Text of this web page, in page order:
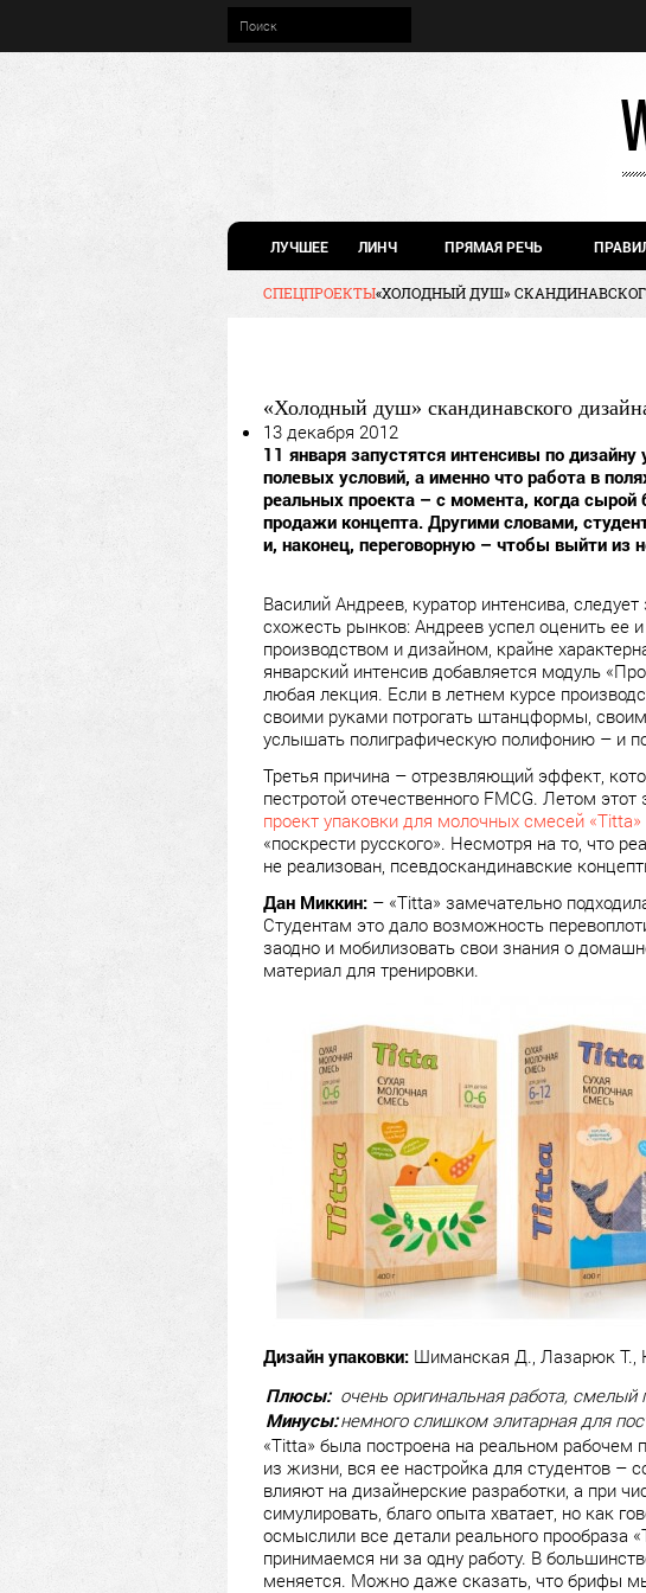
ЛУЧШЕЕ ЛИНЧ ПРЯМАЯ РЕЧЬ
СПЕЦПРОЕКТЫ«ХОЛОДНЫЙ ДУШ»
«Холодный душ» скандинавского
13 декабря 2012
11 января запустятся интенсивы по
полевых условий, а именно что работа в
реальных проекта – с момента, когда
продажи концепта. Другими словами,
и, наконец, переговорную – чтобы выйти из
Василий Андреев, куратор интенсива,
схожесть рынков: Андреев успел оценить
производством и дизайном, крайне
январский интенсив добавляется модуль
любая лекция. Если в летнем курсе
своими руками потрогать штанцформы,
услышать полиграфическую полифонию – и
Третья причина – отрезвляющий эффект,
пестротой отечественного FMCG. Летом
проект упаковки для молочных смесей «Titta»
«поскрести русского». Несмотря на то, что
не реализован, псевдоскандинавские
Дан Миккин: – «Titta» замечательно
Студентам это дало возможность
заодно и мобилизовать свои знания о
материал для тренировки.
Дизайн упаковки: Шиманская Д., Лазарюк Т.,
Плюсы: очень оригинальная работа, смелый
Минусы:немного слишком элитарная для
«Titta» была построена на реальном рабочем
из жизни, вся ее настройка для студентов
влияют на дизайнерские разработки, а при
симулировать, благо опыта хватает, но как
осмыслили все детали реального прообраза
принимаемся ни за одну работу. В
меняется. Можно даже сказать, что брифы